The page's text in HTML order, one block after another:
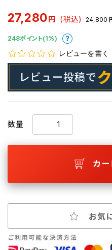
27,280 円 (税込) 24,800
248ポイント(1%)
レビューを書く
数量
カー
お気